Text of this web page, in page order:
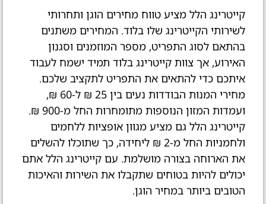
קייטרינג הלל מציע טווח מחירים הוגן ותחרותי
לשירותי הקייטרינג שלו בלוד. המחירים משתנים
בהתאם לסוג התפריט, מספר המוזמנים וסגנון
האירוע, אך צוות קייטרינג בלוד תמיד ישמח לעבוד
איתכם כדי להתאים את התפריט לתקציב שלכם.
מחירי המנות הבודדות נעים בין 25 ₪ ל-60 ₪,
ועמדות המזון הנוספות מתומחרות החל מ-900 ₪.
קייטרינג הלל גם מציע מגוון אופציות ללחמים
ולחמניות החל מ-2 ₪ ליחידה, כך שתוכלו להשלים
את הארוחה בצורה מושלמת. עם קייטרינג הלל אתם
יכולים להיות בטוחים שתקבלו את השירות והאיכות
הטובים ביותר במחיר הוגן.